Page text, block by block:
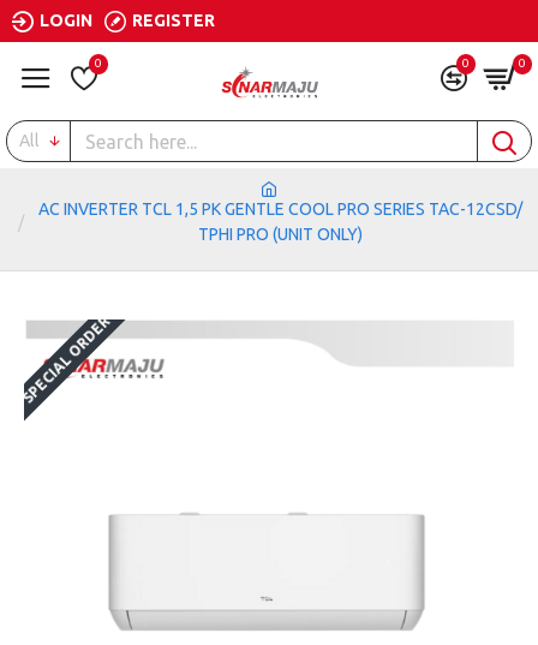
LOGIN REGISTER
0 0 0
All
AC INVERTER TCL 1,5 PK GENTLE COOL PRO SERIES TAC-12CSD/
TPHI PRO (UNIT ONLY)
SPECIAL ORDER